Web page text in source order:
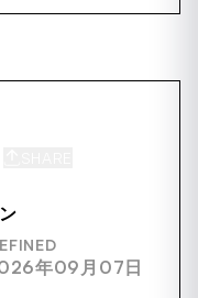
年09月07日